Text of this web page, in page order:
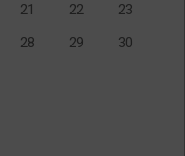
21 22 23
28 29 30